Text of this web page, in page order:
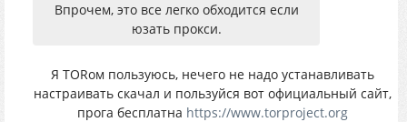
Впрочем, это все легко обходится если
юзать прокси.
Я TORом пользуюсь, нечего не надо устанавливать
настраивать скачал и пользуйся вот официальный сайт,
прога бесплатна https://www.torproject.org